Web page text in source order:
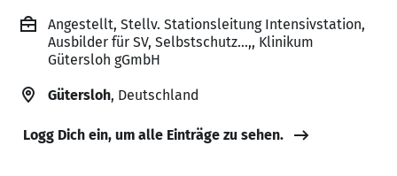
Angestellt, Stellv. Stationsleitung Intensivstation,
Ausbilder für SV, Selbstschutz...,, Klinikum
Gütersloh gGmbH
Gütersloh, Deutschland
Logg Dich ein, um alle Einträge zu sehen.